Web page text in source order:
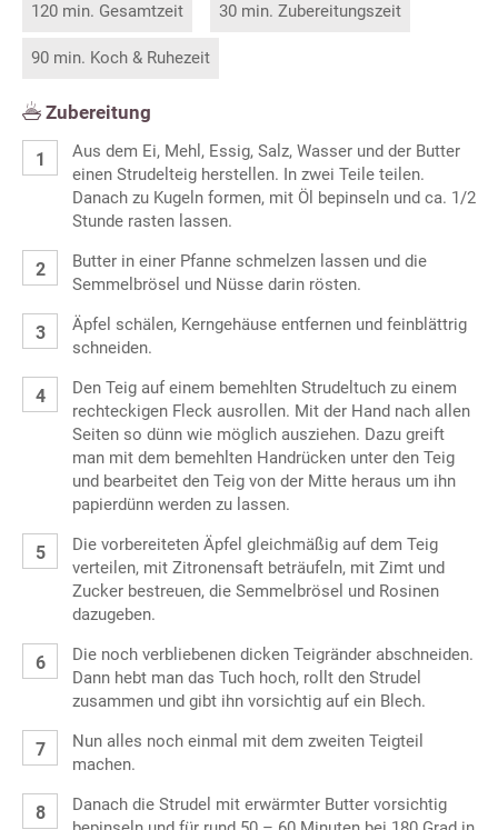
120 min. Gesamtzeit 30 min. Zubereitungszeit
90 min. Koch & Ruhezeit
Zubereitung
Aus dem Ei, Mehl, Essig, Salz, Wasser und der Butter
einen Strudelteig herstellen. In zwei Teile teilen.
Danach zu Kugeln formen, mit Öl bepinseln und ca. 1/2
Stunde rasten lassen.
Butter in einer Pfanne schmelzen lassen und die
Semmelbrösel und Nüsse darin rösten.
Äpfel schälen, Kerngehäuse entfernen und feinblättrig
schneiden.
Den Teig auf einem bemehlten Strudeltuch zu einem
rechteckigen Fleck ausrollen. Mit der Hand nach allen
Seiten so dünn wie möglich ausziehen. Dazu greift
man mit dem bemehlten Handrücken unter den Teig
und bearbeitet den Teig von der Mitte heraus um ihn
papierdünn werden zu lassen.
Die vorbereiteten Äpfel gleichmäßig auf dem Teig
verteilen, mit Zitronensaft beträufeln, mit Zimt und
Zucker bestreuen, die Semmelbrösel und Rosinen
dazugeben.
Die noch verbliebenen dicken Teigränder abschneiden.
Dann hebt man das Tuch hoch, rollt den Strudel
zusammen und gibt ihn vorsichtig auf ein Blech.
Nun alles noch einmal mit dem zweiten Teigteil
machen.
Danach die Strudel mit erwärmter Butter vorsichtig